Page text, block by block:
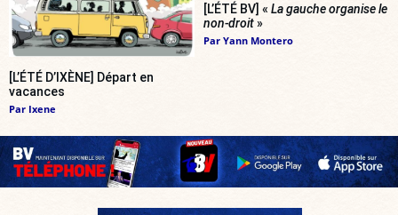
[L’ÉTÉ D’IXÈNE] Départ en
vacances
Par Ixene
[L’ÉTÉ BV] « La gauche organise le
non-droit»
Par Yann Montero